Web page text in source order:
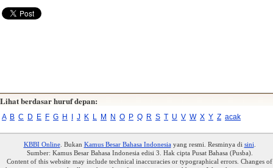
Lihat berdasar huruf depan:
A B C D E F G H J K L M N O P Q R S T U V W X Y Z acak
KBBI Online. Bukan Kamus Besar Bahasa Indonesiayang resmi. Resminya di sini
Sumber: Kamus Besar Bahasa Indonesia edisi 3. Hak cipta Pusat Bahasa (Pusba).
Content of this website may include technical inaccuracies or typographical errors. Changes of